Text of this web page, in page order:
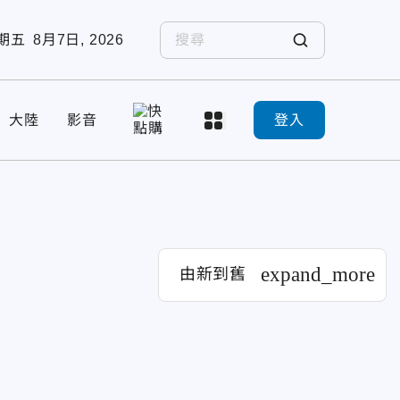
五 8月7日, 2026
大陸 影音 登入
由新到舊 expand_more